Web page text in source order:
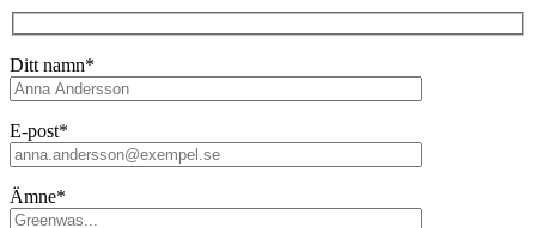
Ditt namn*
E-post*
Ämne*